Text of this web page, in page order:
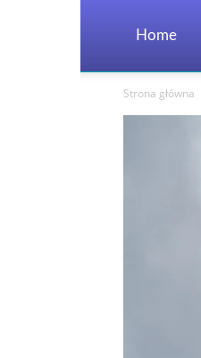
Home
Strona główna